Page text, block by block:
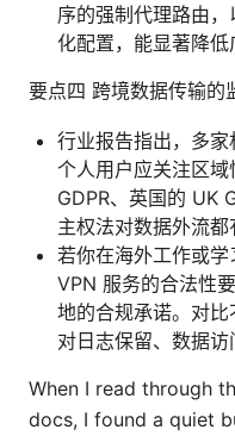
序的强制代理路由
化配置，能显著降低
要点四 跨境数据传输的
行业报告指出，多家
个人用户应关注区
GDPR、英国的 UK
主权法对数据外流都
若你在海外工作或
VPN 服务的合法性
地的合规承诺。对
对日志保留、数据访
When I read through
docs, I found a quiet